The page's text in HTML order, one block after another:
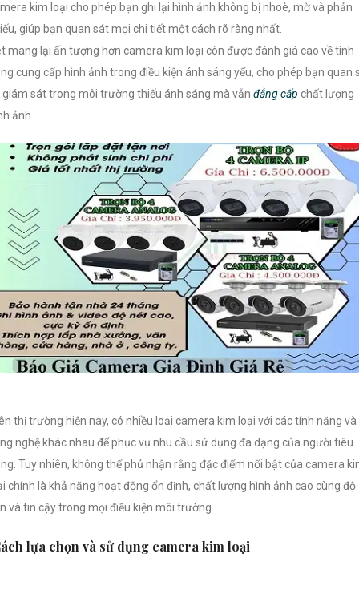
kim loại cho phép bạn ghi lại hình ảnh không bị nhoè, mờ và phản
giúp bạn quan sát mọi chi tiết một cách rõ ràng nhất.
mang lại ấn tượng hơn camera kim loại còn được đánh giá cao về tính
cung cấp hình ảnh trong điều kiện ánh sáng yếu, cho phép bạn quan
giám sát trong môi trường thiếu ánh sáng mà vẫn đẳng cấp chất lượng
ảnh.
thị trường hiện nay, có nhiều loại camera kim loại với các tính năng và
nghệ khác nhau để phục vụ nhu cầu sử dụng đa dạng của người tiêu
Tuy nhiên, không thể phủ nhận rằng đặc điểm nổi bật của camera
chính là khả năng hoạt động ổn định, chất lượng hình ảnh cao cùng độ
và tin cậy trong mọi điều kiện môi trường.
lựa chọn và sử dụng camera kim loại